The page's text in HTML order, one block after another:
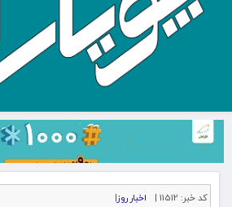
کد خبر: 11512 | اخبار روز|